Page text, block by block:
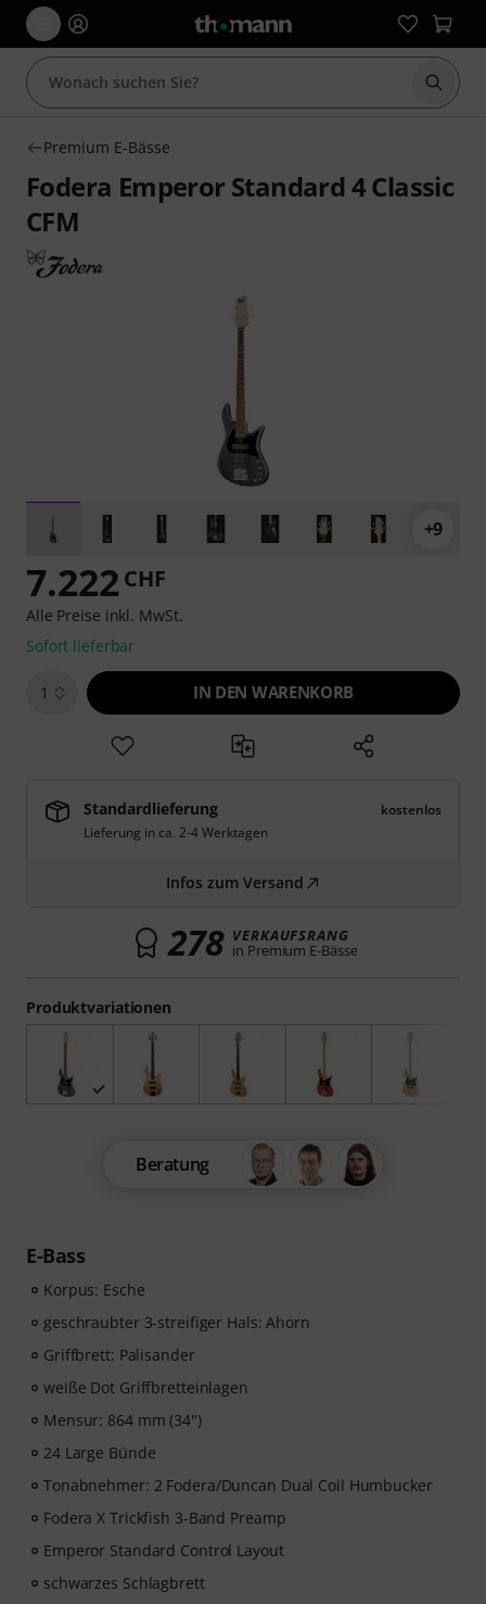
Suche
Premium E-Bässe
Fodera Emperor Standard 4 Classic
CFM
+9
E-Bass
Korpus: Esche
geschraubter 3-streifiger Hals: Ahorn
Griffbrett: Palisander
weiße Dot Griffbretteinlagen
Mensur: 864 mm (34")
24 Large Bünde
Tonabnehmer: 2 Fodera/Duncan Dual Coil Humbucker
Fodera X Trickfish 3-Band Preamp
Emperor Standard Control Layout
schwarzes Schlagbrett
Produktvariationen
7.222 CHF
Alle Preise inkl. MwSt.
Sofort lieferbar
1 IN DEN WARENKORB
Standardlieferung
kostenlos
Lieferung in ca. 2-4 Werktagen
Infos zum Versand
278 VERKAUFSRANG
in Premium E-Bässe
Beratung